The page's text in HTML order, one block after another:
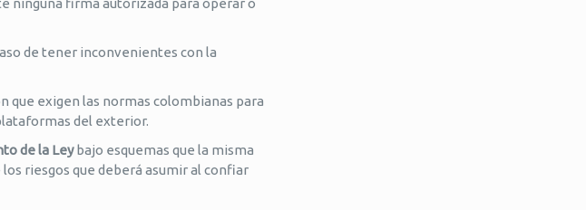
ninguna firma autorizada para operar o
de tener inconvenientes con la
que exigen las normas colombianas para
del exterior.
de la Leybajo esquemas que la misma
riesgos que deberá asumir al confiar